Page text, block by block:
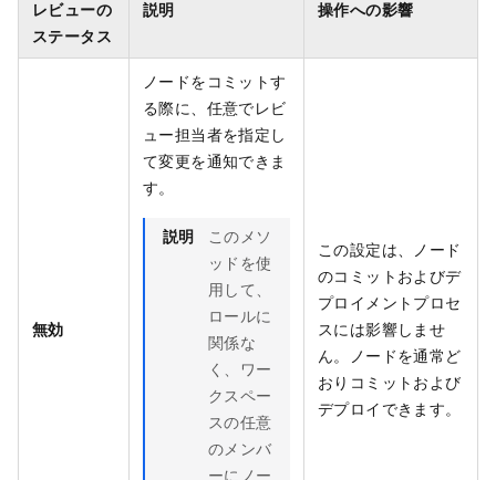
レビューの
ステータス
説明 操作への影響
無効
ノードをコミットす
る際に、任意でレビ
ュー担当者を指定し
て変更を通知できま
す。
説明
このメソ
ッドを使
用して、
ロールに
関係な
く、ワー
クスペー
スの任意
のメンバ
ーにノー
この設定は、ノード
のコミットおよびデ
プロイメントプロセ
スには影響しませ
ん。ノードを通常ど
おりコミットおよび
デプロイできます。